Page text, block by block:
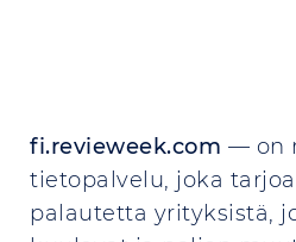
fi.revieweek.com — on
tietopalvelu, joka
palautetta yrityksistä,